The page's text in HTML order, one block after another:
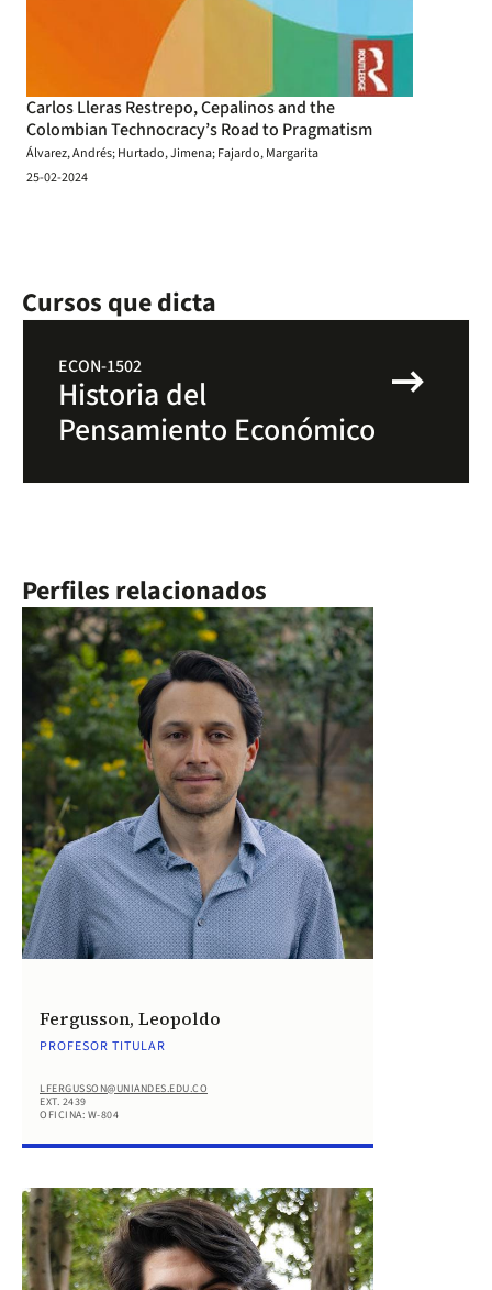
Carlos Lleras Restrepo, Cepalinos and the
Colombian Technocracy’s Road to Pragmatism
Álvarez, Andrés; Hurtado, Jimena; Fajardo, Margarita
25-02-2024
Cursos que dicta
ECON-1502
Historia del
Pensamiento Económico
arrow_right_alt
Perfiles relacionados
Fergusson, Leopoldo
PROFESOR TITULAR
LFERGUSSON@UNIANDES.EDU.CO
EXT. 2439
OFICINA: W-804